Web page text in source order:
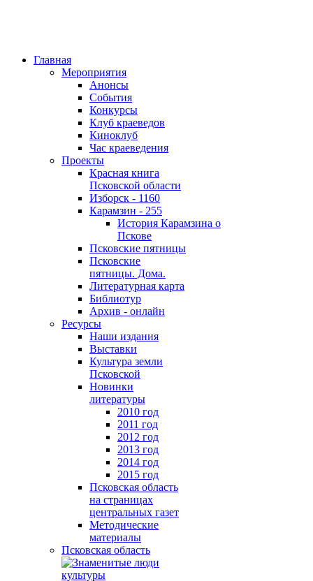
Главная
Мероприятия
Анонсы
События
Конкурсы
Клуб краеведов
Киноклуб
Час краеведения
Проекты
Красная книга
Псковской области
Изборск - 1160
Карамзин - 255
История Карамзина о
Пскове
Псковские пятницы
Псковские
пятницы. Дома.
Литературная карта
Библиотур
Архив - онлайн
Ресурсы
Наши издания
Выставки
Культура земли
Псковской
Новинки
литературы
2010 год
2011 год
2012 год
2013 год
2014 год
2015 год
Псковская область
на страницах
центральных газет
Методические
материалы
Псковская область